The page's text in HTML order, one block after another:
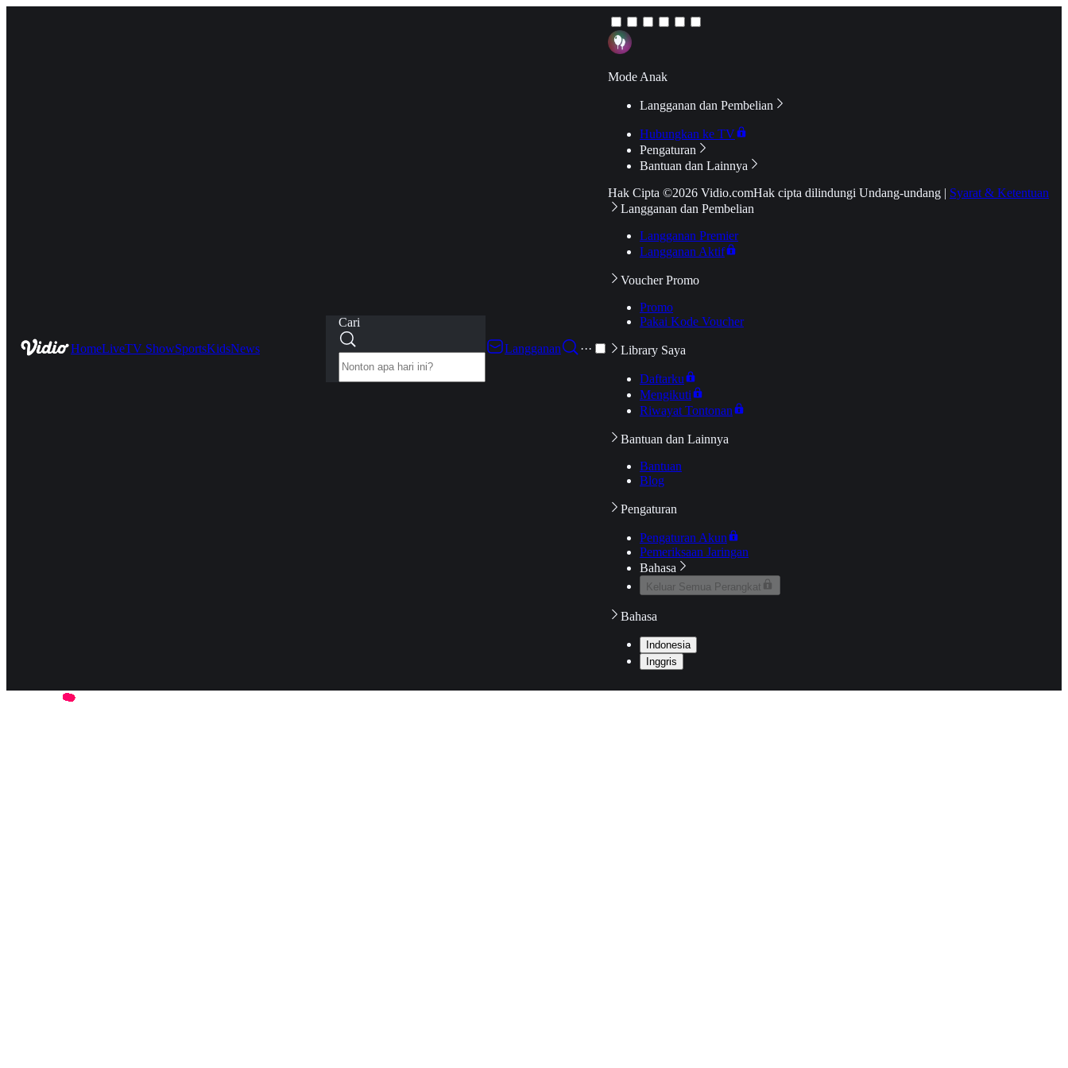
HomeLiveTV ShowSportsKidsNews
Cari
Langganan
···
Mode Anak
Langganan dan Pembelian
Hubungkan ke TV
Pengaturan
Bantuan dan Lainnya
Hak Cipta ©2026 Vidio.comHak cipta dilindungi Undang-undang | Syarat & Ketentuan
Langganan dan Pembelian
Langganan Premier
Langganan Aktif
Voucher Promo
Promo
Pakai Kode Voucher
Library Saya
Daftarku
Mengikuti
Riwayat Tontonan
Bantuan dan Lainnya
Bantuan
Blog
Pengaturan
Pengaturan Akun
Pemeriksaan Jaringan
Bahasa
Keluar Semua Perangkat
Bahasa
Indonesia
Inggris